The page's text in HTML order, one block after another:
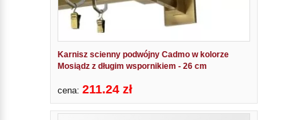
Karnisz scienny podwójny Cadmo w kolorze
Mosiądz z długim wspornikiem - 26 cm
cena: 211.24 zł